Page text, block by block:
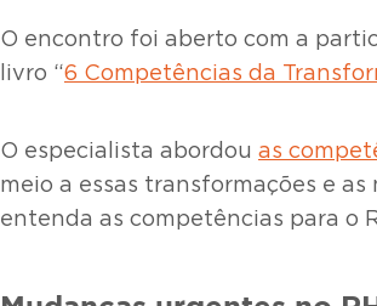
O encontro foi aberto com a
livro “6 Competências da
O especialista abordou as
meio a essas transformações e
entenda as competências para o